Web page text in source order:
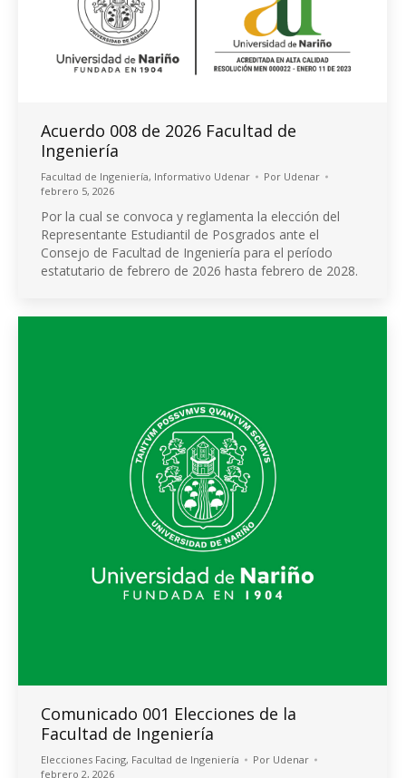
Acuerdo 008 de 2026 Facultad de
Ingeniería
Facultad de Ingeniería, Informativo Udenar Por Udenar
febrero 5, 2026
Por la cual se convoca y reglamenta la elección del
Representante Estudiantil de Posgrados ante el
Consejo de Facultad de Ingeniería para el período
estatutario de febrero de 2026 hasta febrero de 2028.
Comunicado 001 Elecciones de la
Facultad de Ingeniería
Elecciones Facing, Facultad de Ingeniería Por Udenar
febrero 2, 2026